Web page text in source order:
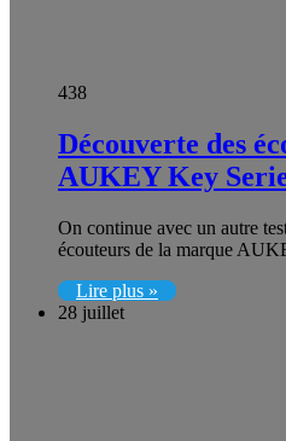
438
Découverte des
AUKEY Key
On continue avec un autre
écouteurs de la marque
Lire plus »
28 juillet